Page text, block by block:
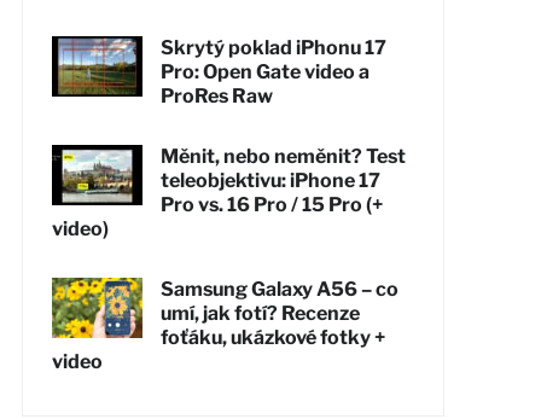
Skrytý poklad iPhonu 17
Pro: Open Gate video a
ProRes Raw
Měnit, nebo neměnit? Test
teleobjektivu: iPhone 17
Pro vs. 16 Pro / 15 Pro (+
video)
Samsung Galaxy A56 – co
umí, jak fotí? Recenze
foťáku, ukázkové fotky +
video